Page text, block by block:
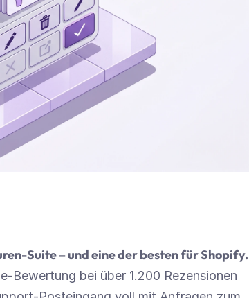
Suite – und eine der besten für Shopify.
Bewertung bei über 1.200 Rezensionen